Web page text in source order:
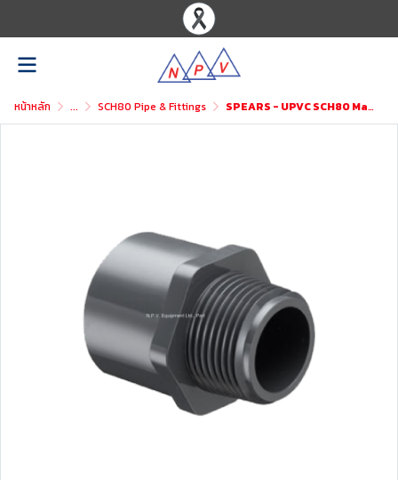
หน้าหลัก ... SCH80 Pipe & Fittings SPEARS - UPVC SCH80 Male Adaptor (MxS)